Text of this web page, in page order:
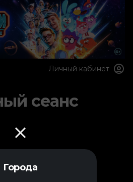
Города
Личный кабинет
сеанс